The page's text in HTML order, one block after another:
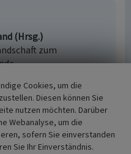
(Hrsg.)
zum
S. 217, Köln.
Cookies, um die
Diesen können Sie
nutzen möchten. Darüber
Webanalyse, um die
sofern Sie einverstanden
Sie Ihr Einverständnis.